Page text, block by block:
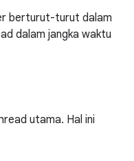
berturut-turut dalam
dalam jangka waktu
utama. Hal ini